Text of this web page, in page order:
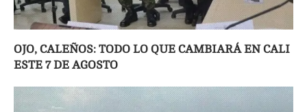
OJO, CALEÑOS: TODO LO QUE CAMBIARÁ EN CALI
ESTE 7 DE AGOSTO